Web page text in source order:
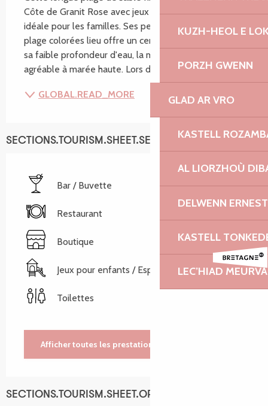
KUZH-HEOL E
PORZH GWENN
GLAD AR VRO
KASTELL
AL LIORZHOÙ
DELWENN
KASTELL
LEC’HIAD
Côte de Granit Rose avec jeux pour enfants est
idéale pour les familles. Ses petites cabanes de
plage colorées lieu offre un certain charme. Grâce à
sa faible profondeur d'eau, la mer y est chaude et
agréable à marée haute. Lors des journées plus...
GLOBAL.READ_MORE
SECTIONS.TOURISM.SHEET.SERVICES
Bar / Buvette
Restaurant
Boutique
Jeux pour enfants / Espace jeux
Toilettes
Afficher toutes les prestations
SECTIONS.TOURISM.SHEET.OPENINGS